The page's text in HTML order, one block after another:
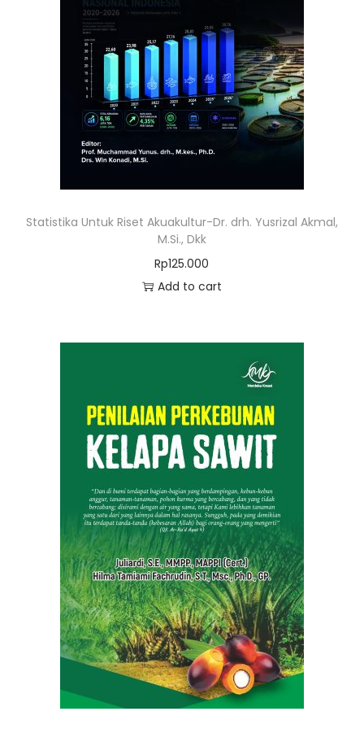
Statistika Untuk Riset Akuakultur-Dr. drh. Yusrizal Akmal,
M.Si., Dkk
Rp125.000
Add to cart